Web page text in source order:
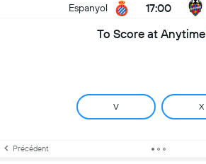
Espanyol 17:00
To Score at Anytime
V X
Précédent